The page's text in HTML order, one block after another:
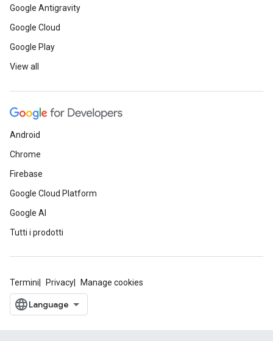
Google Antigravity
Google Cloud
Google Play
View all
Android
Chrome
Firebase
Google Cloud Platform
Google AI
Tutti i prodotti
Termini Privacy Manage cookies